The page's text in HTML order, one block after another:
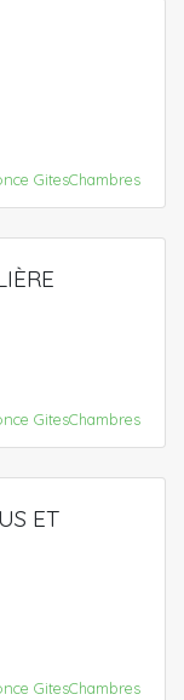
GitesChambres
GitesChambres
ET
GitesChambres